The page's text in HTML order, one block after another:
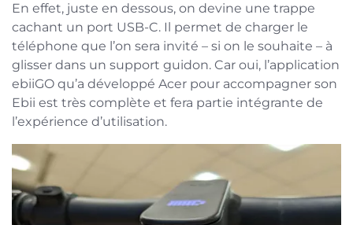
En effet, juste en dessous, on devine une trappe
cachant un port USB-C. Il permet de charger le
téléphone que l’on sera invité – si on le souhaite – à
glisser dans un support guidon. Car oui, l’application
ebiiGO qu’a développé Acer pour accompagner son
Ebii est très complète et fera partie intégrante de
l’expérience d’utilisation.